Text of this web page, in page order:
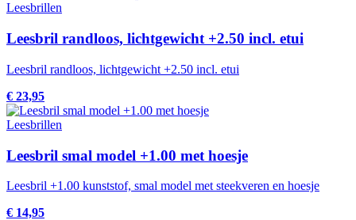
Leesbrillen
Leesbril randloos, lichtgewicht +2.50 incl. etui
Leesbril randloos, lichtgewicht +2.50 incl. etui
€ 23,95
Leesbrillen
Leesbril smal model +1.00 met hoesje
Leesbril +1.00 kunststof, smal model met steekveren en hoesje
€ 14,95